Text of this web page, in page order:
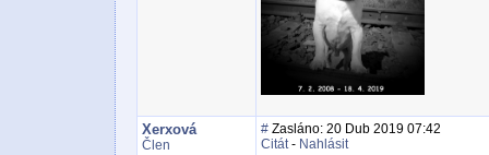
Xerxová
Člen
# Zasláno: 20 Dub 2019 07:42
Citát- Nahlásit